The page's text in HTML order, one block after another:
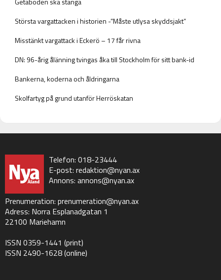
Största vargattacken i historien -”Måste utlysa skyddsjakt”
Misstänkt vargattack i Eckerö – 17 får rivna
DN: 96-årig ålänning tvingas åka till Stockholm för sitt bank-id
Bankerna, koderna och åldringarna
Skolfartyg på grund utanför Herröskatan
Telefon: 018-23444
E-post: redaktion@nyan.ax
Annons: annons@nyan.ax
Prenumeration: prenumeration@nyan.ax
Adress: Norra Esplanadgatan 1
22100 Mariehamn
ISSN 0359-1441 (print)
ISSN 2490-1628 (online)